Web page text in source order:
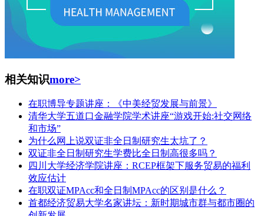
相关知识more>
在职博导专题讲座：《中美经贸发展与前景》
清华大学五道口金融学院学术讲座“游戏开始:社交网络
和市场”
为什么网上说双证非全日制研究生太坑了？
双证非全日制研究生学费比全日制高很多吗？
四川大学经济学院讲座：RCEP框架下服务贸易的福利
效应估计
在职双证MPAcc和全日制MPAcc的区别是什么？
首都经济贸易大学名家讲坛：新时期城市群与都市圈的